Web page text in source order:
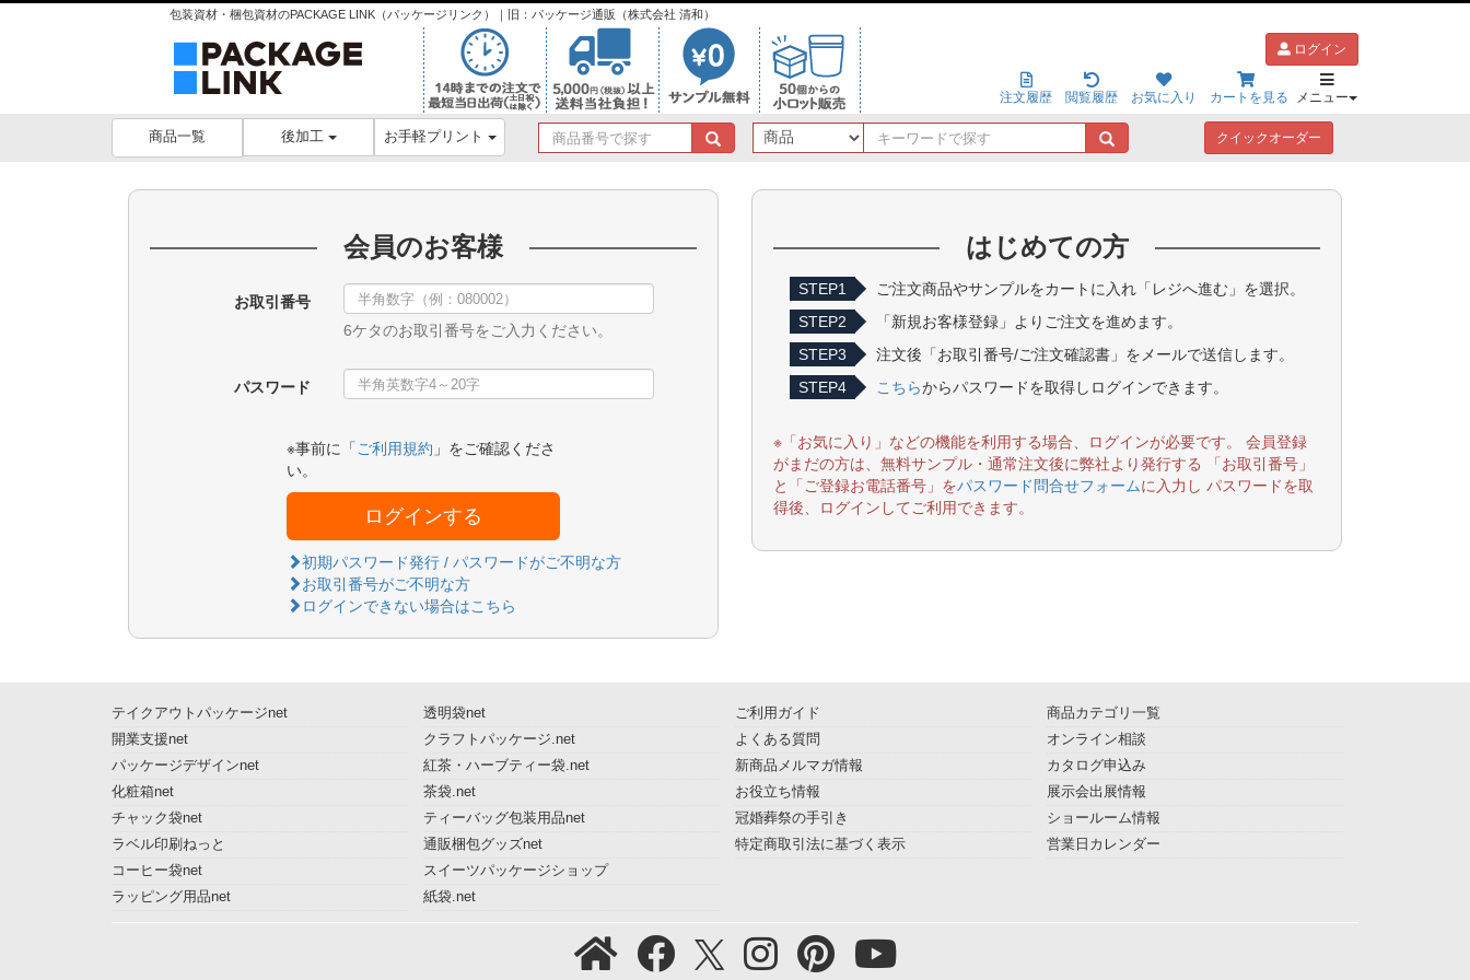
包装資材・梱包資材のPACKAGE LINK（パッケージリンク）｜旧：パッケージ通販（株式会社 清和）
ログイン
注文履歴 閲覧履歴 お気に入り カートを見る メニュー
商品一覧 後加工 お手軽プリント
商
品
キ
ー
で
探
す
クイックオーダー
会員のお客様
お取引番号
6ケタのお取引番号をご入力ください。
パスワード
※事前に「 ご利用規約 」をご確認くださ
い。
ログインする
初期パスワード発行 / パスワードがご不明な方
お取引番号がご不明な方
ログインできない場合はこちら
はじめての方
STEP1
ご注文商品やサンプルをカートに入れ「レジへ進む」を選択。
STEP2
「新規お客様登録」よりご注文を進めます。
STEP3
注文後「お取引番号/ご注文確認書」をメールで送信します。
STEP4
こちらからパスワードを取得しログインできます。
※「お気に入り」などの機能を利用する場合、ログインが必要です。 会員登録
がまだの方は、無料サンプル・通常注文後に弊社より発行する 「お取引番号」
と「ご登録お電話番号」をパスワード問合せフォームに入力し パスワードを取
得後、ログインしてご利用できます。
テイクアウトパッケージnet
開業支援net
パッケージデザインnet
化粧箱net
チャック袋net
ラベル印刷ねっと
コーヒー袋net
ラッピング用品net
透明袋net
クラフトパッケージ.net
紅茶・ハーブティー袋.net
茶袋.net
ティーバッグ包装用品net
通販梱包グッズnet
スイーツパッケージショップ
紙袋.net
ご利用ガイド
よくある質問
新商品メルマガ情報
お役立ち情報
冠婚葬祭の手引き
特定商取引法に基づく表示
商品カテゴリ一覧
オンライン相談
カタログ申込み
展示会出展情報
ショールーム情報
営業日カレンダー